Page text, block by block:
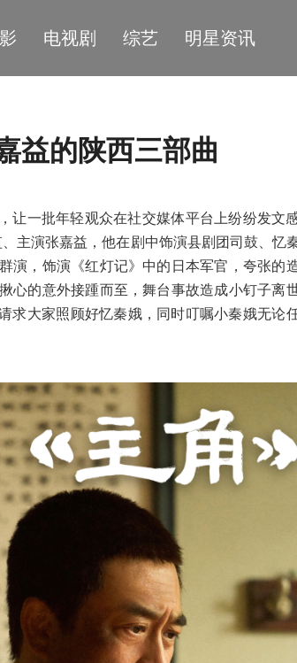
电视剧 综艺 明星资讯
益的陕西三部曲
让一批年轻观众在社交媒体平台上纷纷发文
主演张嘉益，他在剧中饰演县剧团司鼓、忆
演，饰演《红灯记》中的日本军官，夸张的
心的意外接踵而至，舞台事故造成小钉子离
求大家照顾好忆秦娥，同时叮嘱小秦娥无论